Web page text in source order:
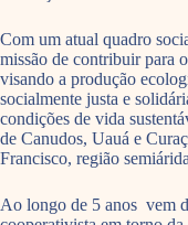
Com um atual quadro
missão de contribuir para
visando a produção
socialmente justa e
condições de vida
de Canudos, Uauá e
Francisco, região
Ao longo de 5 anos vem